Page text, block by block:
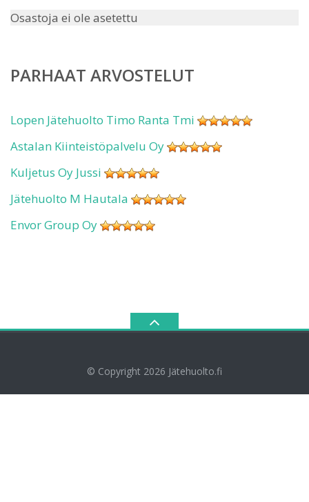
Osastoja ei ole asetettu
PARHAAT ARVOSTELUT
Lopen Jätehuolto Timo Ranta Tmi
Astalan Kiinteistöpalvelu Oy
Kuljetus Oy Jussi
Jätehuolto M Hautala
Envor Group Oy
© Copyright 2026 Jätehuolto.fi